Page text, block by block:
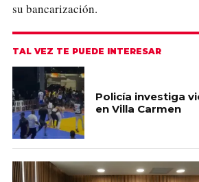
su bancarización.
TAL VEZ TE PUEDE INTERESAR
Policía investiga
en Villa Carmen